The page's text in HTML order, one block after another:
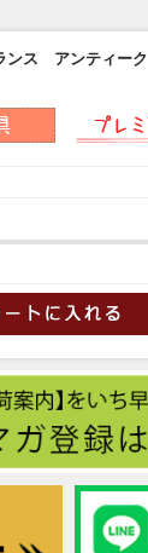
ス アンティー